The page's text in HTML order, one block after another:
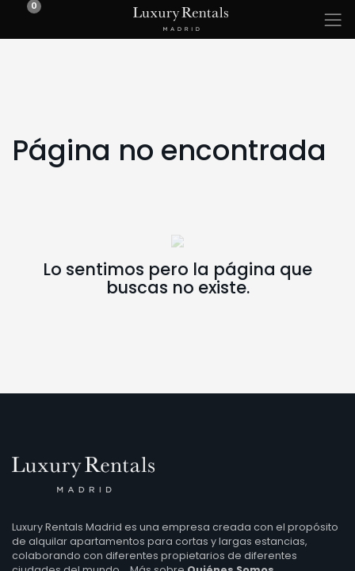
0
Página no encontrada
Lo sentimos pero la página que
buscas no existe.
Luxury Rentals Madrid es una empresa creada con el propósito
de alquilar apartamentos para cortas y largas estancias,
colaborando con diferentes propietarios de diferentes